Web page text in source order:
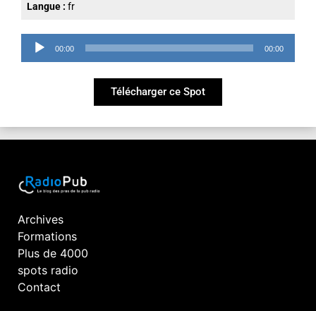
Langue : fr
Lecteur
audio
00:00 00:00
Télécharger ce Spot
Archives
Formations
Plus de 4000
spots radio
Contact